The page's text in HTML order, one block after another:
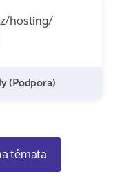
hosting/
(Podpora)
témata